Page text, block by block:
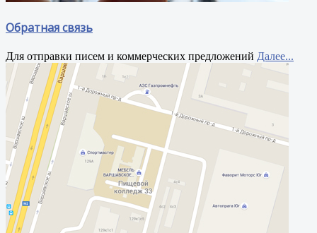
Обратная связь
Для отправки писем и коммерческих предложений Далее...